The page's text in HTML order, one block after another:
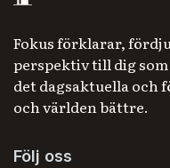
Fokus förklarar,
perspektiv till dig
det dagsaktuella och
och världen bättre.
Följ oss